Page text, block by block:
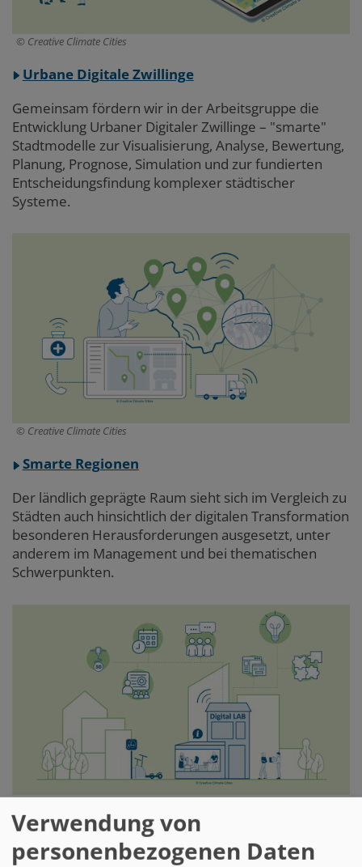
Creative Climate Cities
Urbane Digitale Zwillinge
Gemeinsam fördern wir in der Arbeitsgruppe die
Entwicklung Urbaner Digitaler Zwillinge – "smarte"
Stadtmodelle zur Visualisierung, Analyse, Bewertung,
Planung, Prognose, Simulation und zur fundierten
Entscheidungsfindung komplexer städtischer
Systeme.
Creative Climate Cities
Smarte Regionen
Der ländlich geprägte Raum sieht sich im Vergleich zu
Städten auch hinsichtlich der digitalen Transformation
besonderen Herausforderungen ausgesetzt, unter
anderem im Management und bei thematischen
Schwerpunkten.
Creative Climate Cities
Ankerorte des digitalen Wandels
Verwendung von
personenbezogenen Daten